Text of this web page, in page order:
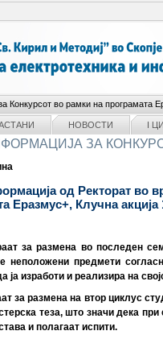
Конкурсот во рамки на програмата
НОВОСТИ I
ЗА
од Ректорат во
Еразмус+, Клучна
за размена во последен
неположени предмети
ја изработи и реализира на
за размена на втор циклус
теза, што значи дека
и полагаат испити.